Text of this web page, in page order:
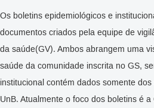
Os boletins epidemiológicos e
documentos criados pela equipe de
da saúde(GV). Ambos abrangem uma
saúde da comunidade inscrita no GS,
institucional contém dados somente
UnB. Atualmente o foco dos boletins é